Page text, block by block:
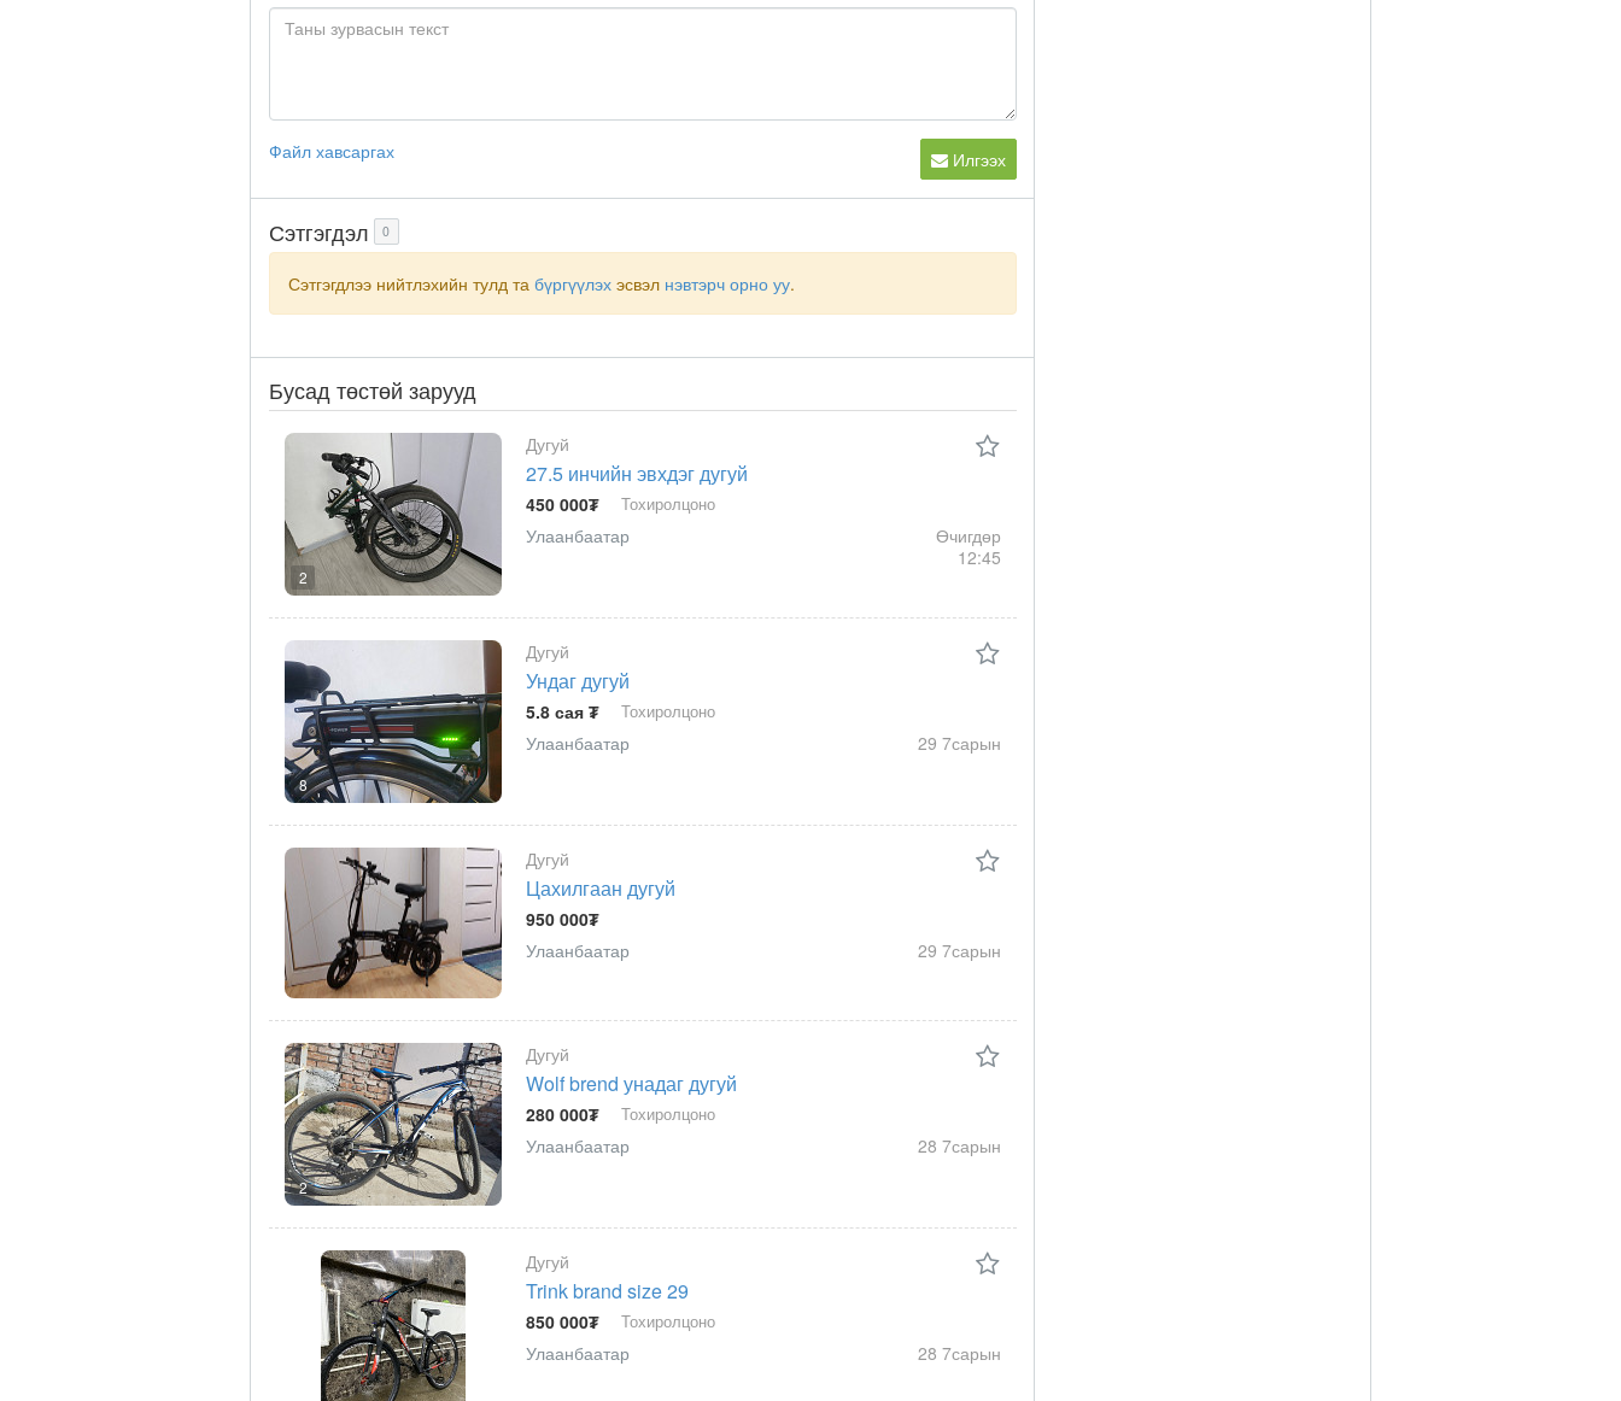
Файл хавсаргах Илгээх
Сэтгэгдэл 0
Сэтгэгдлээ нийтлэхийн тулд та бүргүүлэх эсвэл нэвтэрч орно уу.
Бусад төстөй зарууд
2
Дугуй
27.5 инчийн эвхдэг дугуй
450 000₮ Тохиролцоно
Улаанбаатар
Өчигдөр
12:45
8
Дугуй
Ундаг дугуй
5.8 сая ₮ Тохиролцоно
Улаанбаатар 29 7сарын
Дугуй
Цахилгаан дугуй
950 000₮
Улаанбаатар
29 7сарын
2
Дугуй
Wolf brend унадаг дугуй
280 000₮ Тохиролцоно
Улаанбаатар 28 7сарын
Дугуй
Trink brand size 29
850 000₮ Тохиролцоно
Улаанбаатар 28 7сарын